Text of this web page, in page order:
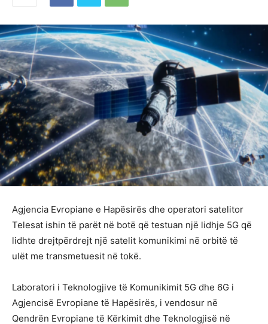
Agjencia Evropiane e Hapësirës dhe operatori satelitor
Telesat ishin të parët në botë që testuan një lidhje 5G që
lidhte drejtpërdrejt një satelit komunikimi në orbitë të
ulët me transmetuesit në tokë.
Laboratori i Teknologjive të Komunikimit 5G dhe 6G i
Agjencisë Evropiane të Hapësirës, i vendosur në
Qendrën Evropiane të Kërkimit dhe Teknologjisë në